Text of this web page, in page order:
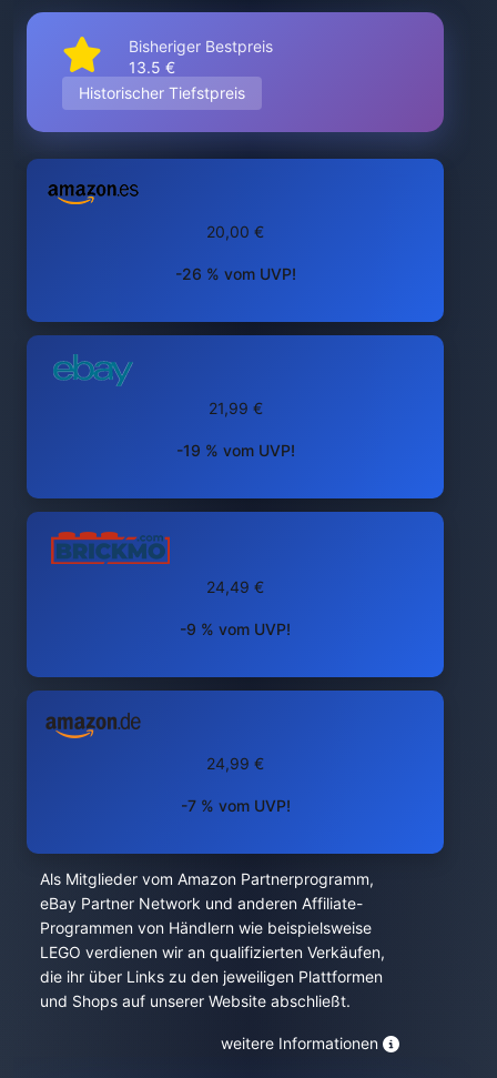
Bisheriger Bestpreis
13.5 €
Historischer Tiefstpreis
20,00 €
-26 % vom UVP!
21,99 €
-19 % vom UVP!
24,49 €
-9 % vom UVP!
24,99 €
-7 % vom UVP!
Als Mitglieder vom Amazon Partnerprogramm,
eBay Partner Network und anderen Affiliate-
Programmen von Händlern wie beispielsweise
LEGO verdienen wir an qualifizierten Verkäufen,
die ihr über Links zu den jeweiligen Plattformen
und Shops auf unserer Website abschließt.
weitere Informationen